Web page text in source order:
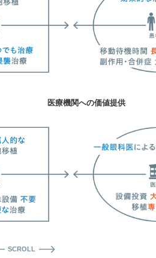
医療機関への価値提供
SCROLL